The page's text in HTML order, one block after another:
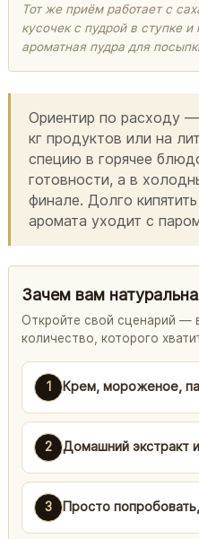
Тот же приём работает с
кусочек с пудрой в ступке
ароматная пудра для
Ориентир по расходу —
кг продуктов или на
специю в горячее
готовности, а в
финале. Долго
аромата уходит с
Зачем вам
Откройте свой сценарий —
количество, которого
1 Крем, мороженое,
2 Домашний экстракт
3 Просто